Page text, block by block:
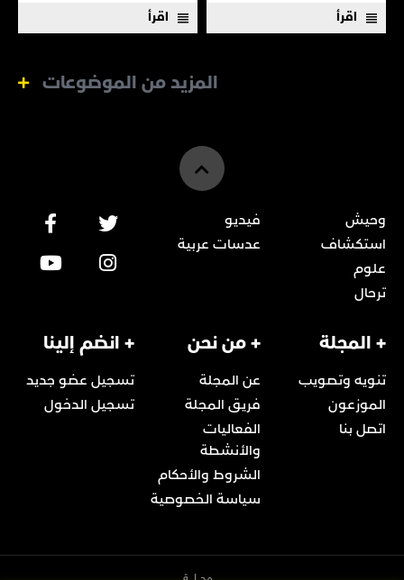
اقرأ اقرأ
المزيد من الموضوعات
وحيش
استكشاف
علوم
ترحال
فيديو
عدسات عربية
+ المجلة
تنويه وتصويب
الموزعون
اتصل بنا
+ من نحن
عن المجلة
فريق المجلة
الفعاليات
والأنشطة
الشروط والأحكام
سياسة الخصوصية
+ انضم إلينا
تسجيل عضو جديد
تسجيل الدخول